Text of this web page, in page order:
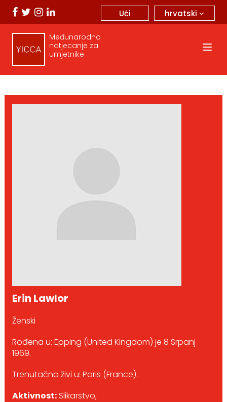
hrvatski
Ući
Međunarodno
natjecanje za
umjetnike
Erin Lawlor
Ženski
Rođena u: Epping (United Kingdom) je 8 Srpanj
1969.
Trenutačno živi u: Paris (France).
Aktivnost:Slikarstvo;